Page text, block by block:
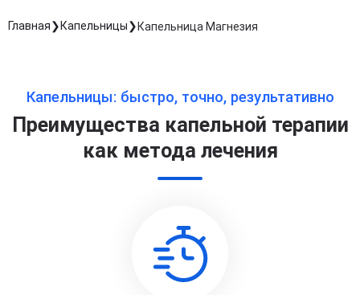
Главная Капельницы Капельница Магнезия
Капельницы: быстро, точно, результативно
Преимущества капельной терапии
как метода лечения